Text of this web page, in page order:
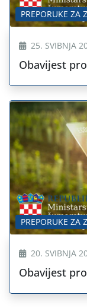
PREPORUKE ZA
25. SVIBNJA
Obavijest
PREPORUKE ZA
20. SVIBNJA
Obavijest